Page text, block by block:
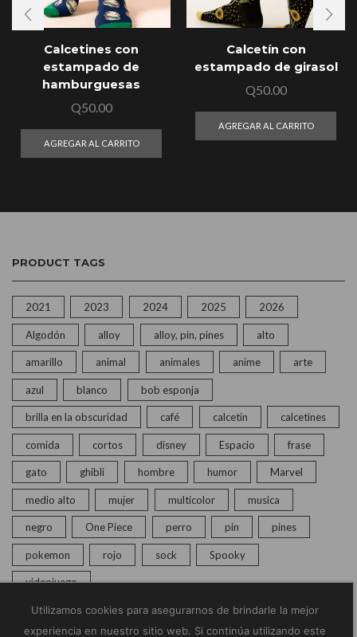
Calcetines con
estampado de
hamburguesas
Q50.00
AGREGAR AL CARRITO
Calcetín con
estampado de girasol
Q50.00
AGREGAR AL CARRITO
PRODUCT TAGS
2021 2023 2024 2025 2026
Algodón alloy alloy, pin, pines alto
amarillo animal animales anime arte
azul blanco bob esponja
brilla en la obscuridad café calcetin calcetines
comida cortos disney Espacio frase
gato ghibli hombre humor Marvel
medio alto mujer multicolor musica
negro One Piece perro pin pines
pokemon rojo sock Spooky
videojuego
Utilizamos cookies para asegurarnos de brindarle la mejor
experiencia en nuestro sitio web. Si continúa utilizando este